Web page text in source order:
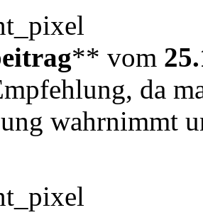
** vom
da
wahrnimmt